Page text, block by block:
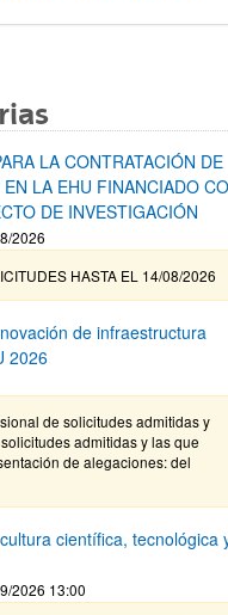
LA CONTRATACIÓN DE
LA EHU FINANCIADO
DE INVESTIGACIÓN
2026
HASTA EL 14/08/2026
de infraestructura
2026
de solicitudes admitidas y
admitidas y las que
de alegaciones: del
científica, tecnológica
2026 13:00